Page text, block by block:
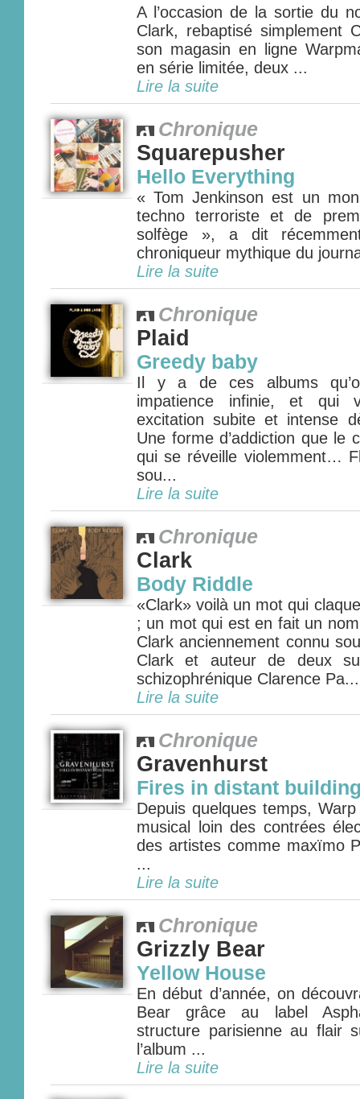
A l’occasion de la sortie du
Clark, rebaptisé simplement
son magasin en ligne
en série limitée, deux ...
Lire la suite
Chronique
Squarepusher
Hello Everything
« Tom Jenkinson est un
techno terroriste et de
solfège », a dit
chroniqueur mythique du
Lire la suite
Chronique
Plaid
Greedy baby
Il y a de ces albums
impatience infinie, et qui
excitation subite et intense
Une forme d’addiction que le
qui se réveille violemment…
sou...
Lire la suite
Chronique
Clark
Body Riddle
«Clark» voilà un mot qui
; un mot qui est en fait un
Clark anciennement connu
Clark et auteur de deux
schizophrénique Clarence Pa...
Lire la suite
Chronique
Gravenhurst
Fires in distant
Depuis quelques temps,
musical loin des contrées
des artistes comme maxïmo
...
Lire la suite
Chronique
Grizzly Bear
Yellow House
En début d’année, on
Bear grâce au label
structure parisienne au flair
l’album ...
Lire la suite